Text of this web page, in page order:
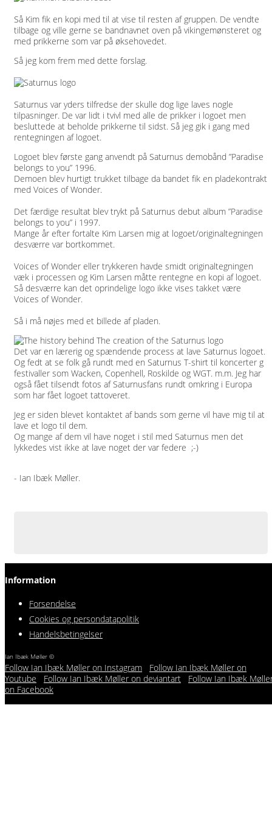
Så Kim fik en kopi med til at vise til resten af gruppen. De vendte
tilbage og ville gerne se bandnavnet oven på vikingemønsteret og
med prikkerne som var på øksehovedet.
Så jeg kom frem med dette forslag.
Saturnus var yders tilfredse der skulle dog lige laves nogle
tilpasninger. De var lidt i tvivl med alle de prikker i logoet men
besluttede at beholde prikkerne til sidst. Så jeg gik i gang med
rentegningen af logoet.
Logoet blev første gang anvendt på Saturnus demobånd ”Paradise
belongs to you” 1996.
Demoen blev hurtigt trukket tilbage da bandet fik en pladekontrakt
med Voices of Wonder.
Det færdige resultat blev trykt på Saturnus debut album ”Paradise
belongs to you” i 1997.
Mange år efter fortalte Kim Larsen mig at logoet/originaltegningen
desværre var bortkommet.
Voices of Wonder eller trykkeren havde smidt originaltegningen
væk i processen og Kim Larsen måtte rentegne en kopi af logoet.
Så desværre kan det oprindelige logo ikke vises takket være
Voices of Wonder.
Så i må nøjes med et billede af pladen.
Det var en lærerig og spændende process at lave Saturnus logoet.
Og fedt at se folk gå rundt med en Saturnus T-shirt til koncerter g
festivaller som Wacken, Copenhell, Roskilde og WGT. m.m. Jeg har
også fået tilsendt fotos af Saturnusfans rundt omkring i Europa
som har fået logoet tattoveret.
Jeg er siden blevet kontaktet af bands som gerne vil have mig til at
lave et logo til dem.
Og mange af dem vil have noget i stil med Saturnus men det
lykkedes vist ikke at lave noget der var federe ;-)
- Ian Ibæk Møller.
Information
Forsendelse
Cookies og persondatapolitik
Handelsbetingelser
Ian Ibæk Møller ©
Follow Ian Ibæk Møller on Instagram
Follow Ian Ibæk Møller on
Youtube
Follow Ian Ibæk Møller on deviantart
Follow Ian Ibæk
on Facebook